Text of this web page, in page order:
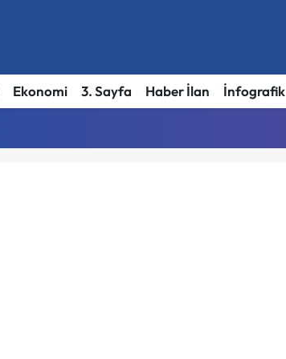
Ekonomi 3. Sayfa Haber İlan İnfografik